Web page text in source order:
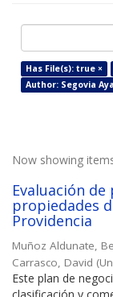
Has File(s): true ×
Author: Segovia
Now showing
Evaluación de
propiedades
Providencia
Muñoz Aldunate,
Carrasco, David (
Este plan de